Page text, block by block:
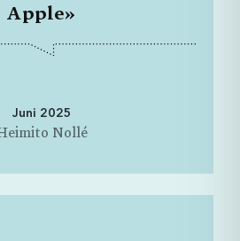
Apple»
Juni 2025
Nollé